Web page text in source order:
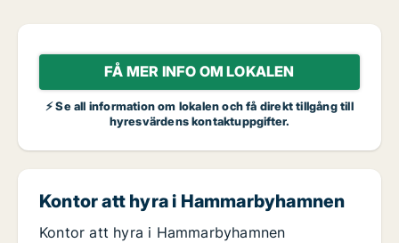
FÅ MER INFO OM LOKALEN
⚡ Se all information om lokalen och få direkt tillgång till
hyresvärdens kontaktuppgifter.
Kontor att hyra i Hammarbyhamnen
Kontor att hyra i Hammarbyhamnen